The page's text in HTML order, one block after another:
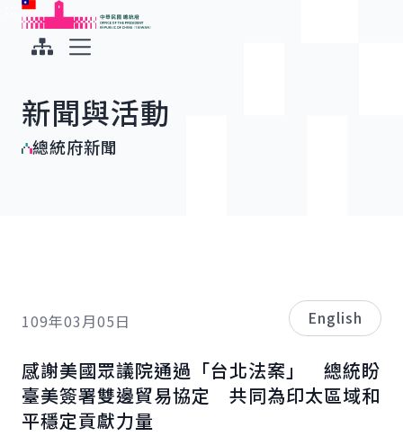
跳到主要內容
中華民國總統府
新聞與活動
總統府新聞
109年03月05日 English
感謝美國眾議院通過「台北法案」 總統盼
臺美簽署雙邊貿易協定 共同為印太區域和
平穩定貢獻力量